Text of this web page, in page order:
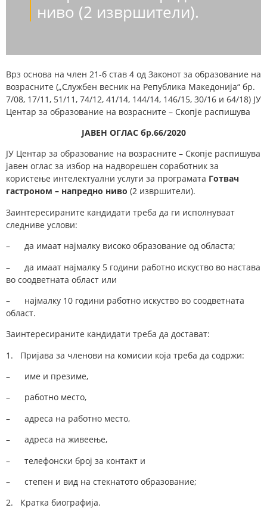
ниво (2 извршители).
Bрз основа на член 21-б став 4 од Законот за образование на
возрасните („Службен весник на Република Македонија“ бр.
7/08, 17/11, 51/11, 74/12, 41/14, 144/14, 146/15, 30/16 и 64/18) ЈУ
Центар за образование на возрасните – Скопје распишува
ЈАВЕН ОГЛАС бр.66/2020
ЈУ Центар за образование на возрасните – Скопје распишува
јавен оглас за избор на надворешен соработник за
користење интелектуални услуги за програмата Готвач
гастроном – напредно ниво (2 извршители).
Заинтересираните кандидати треба да ги исполнуваат
следниве услови:
– да имаат најмалку високо образование од областа;
– да имаат најмалку 5 години работно искуство во настава
во соодветната област или
– најмалку 10 години работно искуство во соодветната
област.
Заинтересираните кандидати треба да достават:
1. Пријава за членови на комисии која треба да содржи:
– име и презиме,
– работно место,
– адреса на работно место,
– адреса на живеење,
– телефонски број за контакт и
– степен и вид на стекнатото образование;
2. Кратка биографија.